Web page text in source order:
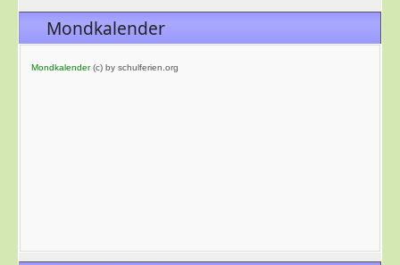
Mondkalender
Mondkalender(c) by schulferien.org